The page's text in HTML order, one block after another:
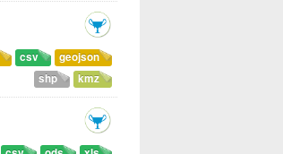
geojson
csv
kmz
shp